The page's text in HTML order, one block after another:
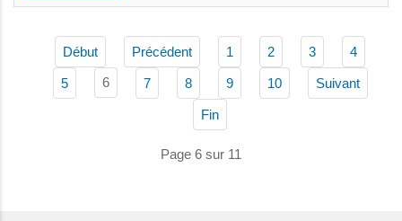
Début Précédent 1 2 3 4
5 6 7 8 9 10 Suivant
Fin
Page 6 sur 11